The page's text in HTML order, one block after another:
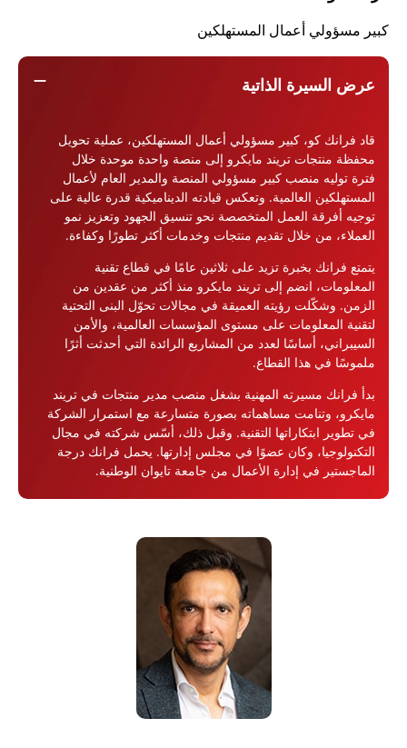
كبير مسؤولي أعمال المستهلكين
عرض السيرة الذاتية remove
قاد فرانك كو، كبير مسؤولي أعمال المستهلكين، عملية تحويل
محفظة منتجات تريند مايكرو إلى منصة واحدة موحدة خلال
فترة توليه منصب كبير مسؤولي المنصة والمدير العام لأعمال
المستهلكين العالمية. وتعكس قيادته الديناميكية قدرة عالية على
توجيه أفرقة العمل المتخصصة نحو تنسيق الجهود وتعزيز نمو
العملاء، من خلال تقديم منتجات وخدمات أكثر تطورًا وكفاءة.
يتمتع فرانك بخبرة تزيد على ثلاثين عامًا في قطاع تقنية
المعلومات، انضم إلى تريند مايكرو منذ أكثر من عقدين من
الزمن. وشكّلت رؤيته العميقة في مجالات تحوّل البنى التحتية
لتقنية المعلومات على مستوى المؤسسات العالمية، والأمن
السيبراني، أساسًا لعدد من المشاريع الرائدة التي أحدثت أثرًا
ملموسًا في هذا القطاع.
بدأ فرانك مسيرته المهنية بشغل منصب مدير منتجات في تريند
مايكرو، وتنامت مساهماته بصورة متسارعة مع استمرار الشركة
في تطوير ابتكاراتها التقنية. وقبل ذلك، أسّس شركته في مجال
التكنولوجيا، وكان عضوًا في مجلس إدارتها. يحمل فرانك درجة
الماجستير في إدارة الأعمال من جامعة تايوان الوطنية.